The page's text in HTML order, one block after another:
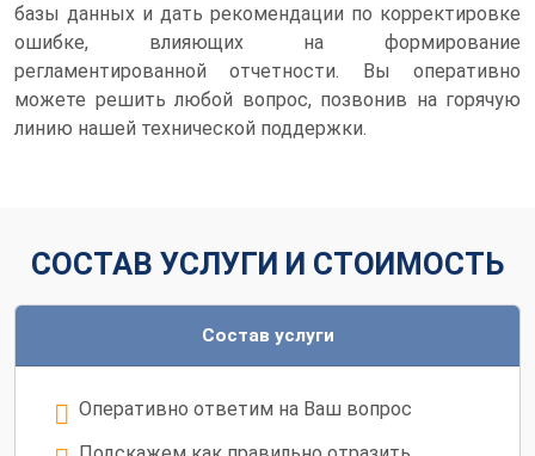
базы данных и дать рекомендации по корректировке
ошибке, влияющих на формирование
регламентированной отчетности. Вы оперативно
можете решить любой вопрос, позвонив на горячую
линию нашей технической поддержки.
СОСТАВ УСЛУГИ И СТОИМОСТЬ
Состав услуги
Оперативно ответим на Ваш вопрос